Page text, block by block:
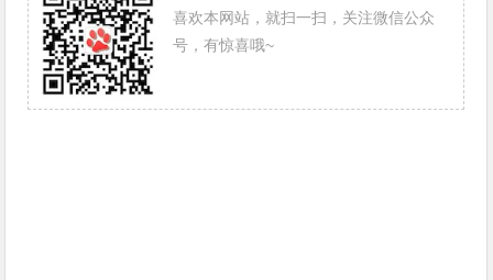
喜欢本网站，就扫一扫，关注微信公众
号，有惊喜哦~